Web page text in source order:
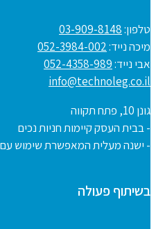
טלפון:03-909-8148
מיכה נייד:052-3984-002
אבי נייד:052-4358-989
info@technoleg.co.il
גונן 10, פתח תקווה
- בבית העסק קיימות חניות נכים
- ישנה מעלית המאפשרת שימוש עם
בשיתוף פעולה